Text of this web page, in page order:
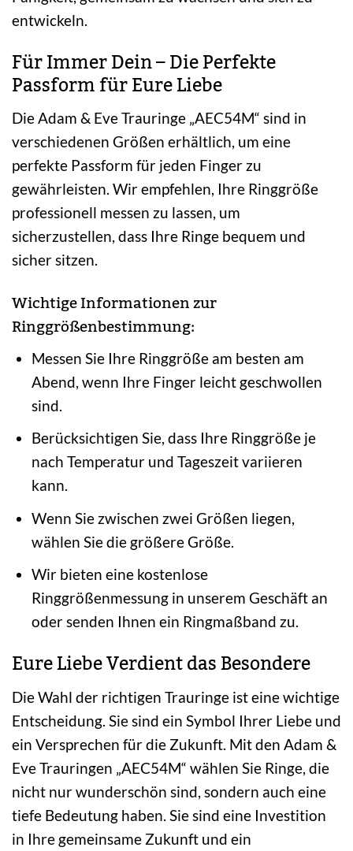
entwickeln.
Für Immer Dein – Die Perfekte
Passform für Eure Liebe
Die Adam & Eve Trauringe „AEC54M“ sind in
verschiedenen Größen erhältlich, um eine
perfekte Passform für jeden Finger zu
gewährleisten. Wir empfehlen, Ihre Ringgröße
professionell messen zu lassen, um
sicherzustellen, dass Ihre Ringe bequem und
sicher sitzen.
Wichtige Informationen zur
Ringgrößenbestimmung:
Messen Sie Ihre Ringgröße am besten am
Abend, wenn Ihre Finger leicht geschwollen
sind.
Berücksichtigen Sie, dass Ihre Ringgröße je
nach Temperatur und Tageszeit variieren
kann.
Wenn Sie zwischen zwei Größen liegen,
wählen Sie die größere Größe.
Wir bieten eine kostenlose
Ringgrößenmessung in unserem Geschäft an
oder senden Ihnen ein Ringmaßband zu.
Eure Liebe Verdient das Besondere
Die Wahl der richtigen Trauringe ist eine wichtige
Entscheidung. Sie sind ein Symbol Ihrer Liebe und
ein Versprechen für die Zukunft. Mit den Adam &
Eve Trauringen „AEC54M“ wählen Sie Ringe, die
nicht nur wunderschön sind, sondern auch eine
tiefe Bedeutung haben. Sie sind eine Investition
in Ihre gemeinsame Zukunft und ein